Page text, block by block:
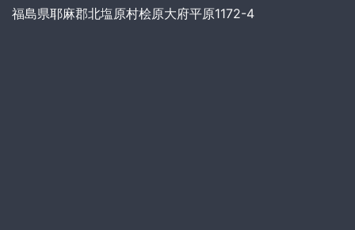
福島県耶麻郡北塩原村桧原大府平原1172-4